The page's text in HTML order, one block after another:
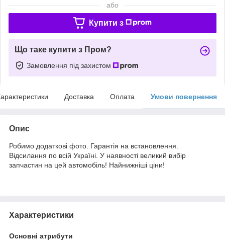
або
Купити з
Що таке купити з Пром?
Замовлення під захистом
Доставка Оплата Умови повернення
Опис
Робимо додаткові фото. Гарантія на встановлення.
Відсилання по всій Україні. У наявності великий вибір
запчастин на цей автомобіль! Найнижніші ціни!
Характеристики
Основні атрибути